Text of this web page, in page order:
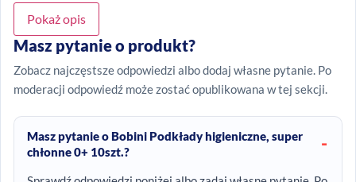
Pokaż opis
Masz pytanie o produkt?
Zobacz najczęstsze odpowiedzi albo dodaj własne pytanie. Po
moderacji odpowiedź może zostać opublikowana w tej sekcji.
Masz pytanie o Bobini Podkłady higieniczne, super
chłonne 0+ 10szt.?